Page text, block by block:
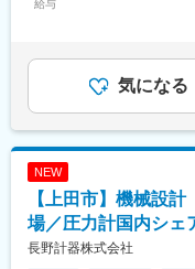
◎事業環境や業績
業計画の策定、成
業務を通じて経営
変更の範囲：会社の
（1）まずは整備士
お客様にご購入い
・整備工場長（営
ます。
・複数の統括拠点
ャーなどのポストも
給与
査定年1回賞与年2
年2回（最大30万
も目安の金額であ
月給(月額)は固定手
気になる
NEW
【上田市】機械設
場／圧力計国内シ
長野計器株式会社